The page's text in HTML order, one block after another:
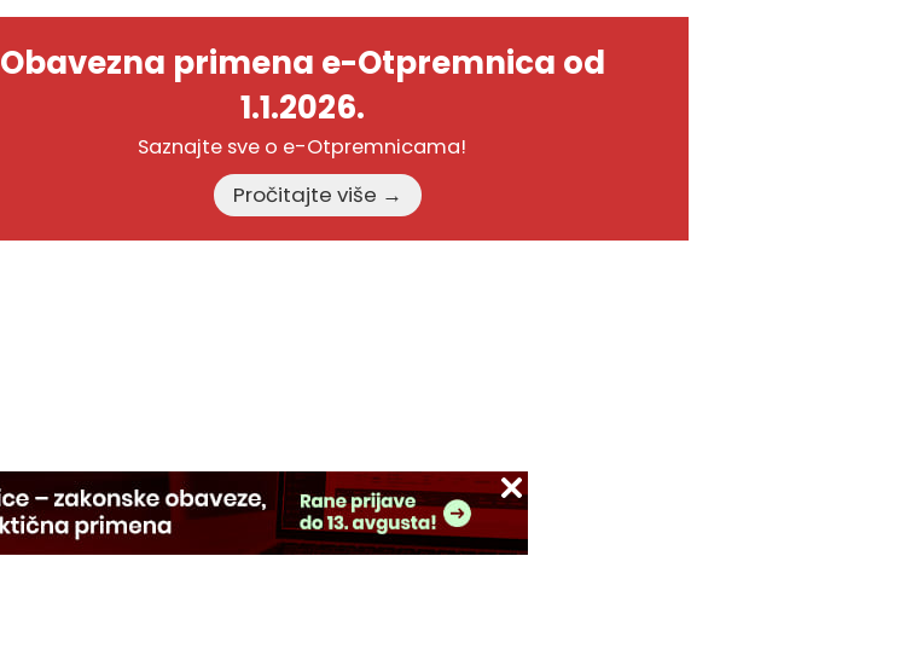
Obavezna primena e-Otpremnica od
1.1.2026.
Saznajte sve o e-Otpremnicama!
Pročitajte više →